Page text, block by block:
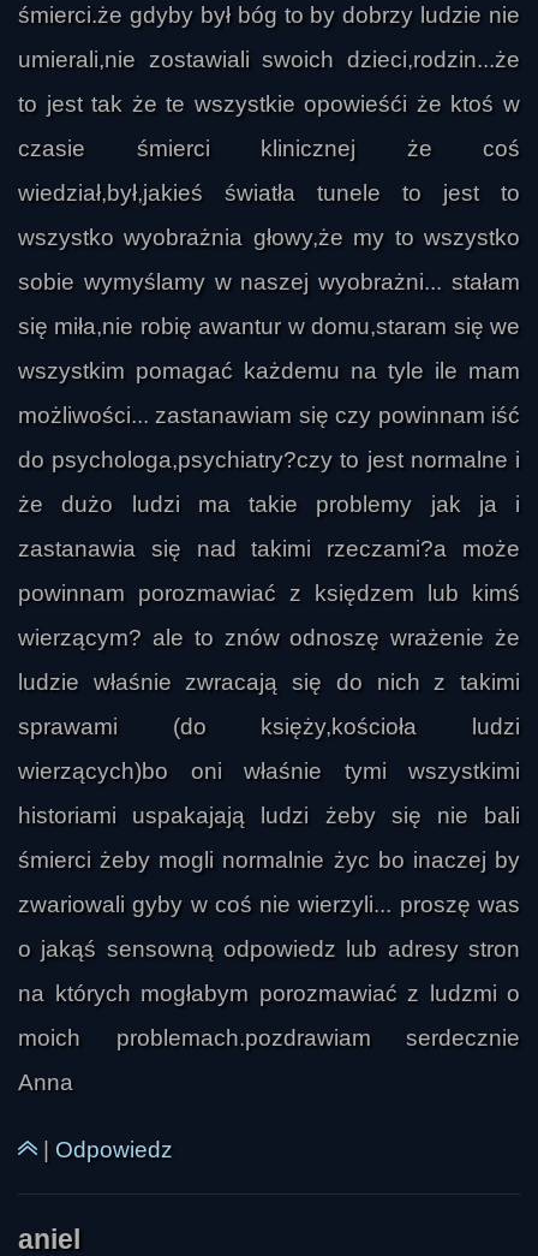
śmierci.że gdyby był bóg to by dobrzy ludzie nie
umierali,nie zostawiali swoich dzieci,rodzin...że
to jest tak że te wszystkie opowieśći że ktoś w
czasie śmierci klinicznej że coś
wiedział,był,jakieś światła tunele to jest to
wszystko wyobrażnia głowy,że my to wszystko
sobie wymyślamy w naszej wyobrażni... stałam
się miła,nie robię awantur w domu,staram się we
wszystkim pomagać każdemu na tyle ile mam
możliwości... zastanawiam się czy powinnam iść
do psychologa,psychiatry?czy to jest normalne i
że dużo ludzi ma takie problemy jak ja i
zastanawia się nad takimi rzeczami?a może
powinnam porozmawiać z księdzem lub kimś
wierzącym? ale to znów odnoszę wrażenie że
ludzie właśnie zwracają się do nich z takimi
sprawami (do księży,kościoła ludzi
wierzących)bo oni właśnie tymi wszystkimi
historiami uspakajają ludzi żeby się nie bali
śmierci żeby mogli normalnie życ bo inaczej by
zwariowali gyby w coś nie wierzyli... proszę was
o jakąś sensowną odpowiedz lub adresy stron
na których mogłabym porozmawiać z ludzmi o
moich problemach.pozdrawiam serdecznie
Anna
| Odpowiedz
jest racjonalną